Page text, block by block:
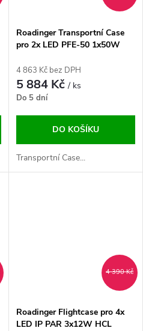
Roadinger Transportní Case
pro 2x LED PFE-50 1x50W
4 863 Kč bez DPH
5 884 Kč/ ks
Do 5 dní
DO KOŠÍKU
Transportní Case...
4 390 Kč
Roadinger Flightcase pro 4x
LED IP PAR 3x12W HCL